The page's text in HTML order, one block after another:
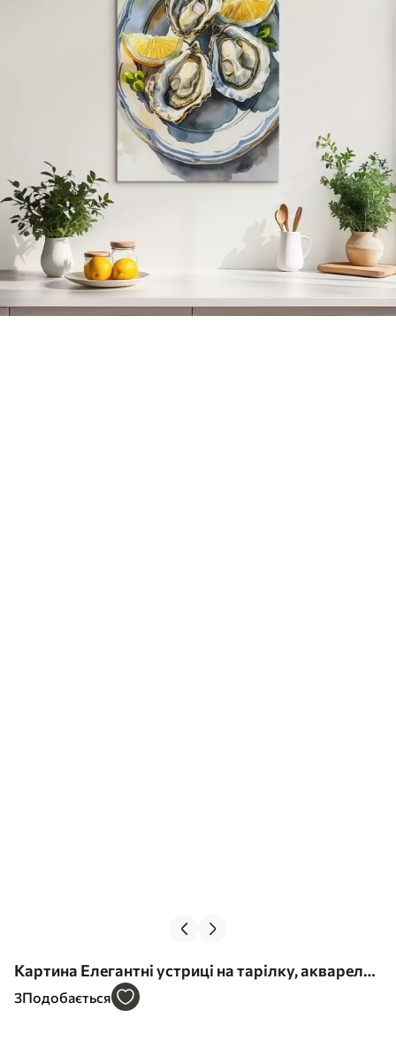
Картина Елегантні устриці на тарілку, акварель,
лимони, природні кольори, середземномор'я
3Подобається